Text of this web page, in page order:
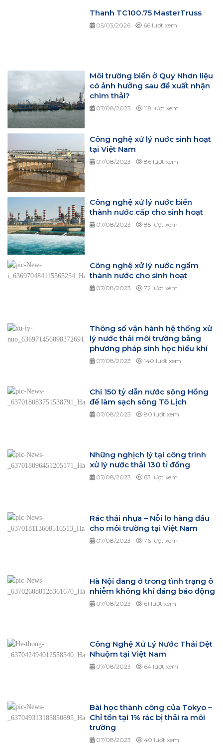
Thanh TC100.75 MasterTruss
05/03/2026 66 lượt xem
Môi trường biển ở Quy Nhơn liệu
có ảnh hưởng sau đề xuất nhận
chìm thải?
07/08/2023 118 lượt xem
Công nghệ xử lý nước sinh hoạt
tại Việt Nam
07/08/2023 86 lượt xem
Công nghệ xử lý nước biển
thành nước cấp cho sinh hoạt
07/08/2023 85 lượt xem
Công nghệ xử lý nước ngầm
thành nước cho sinh hoạt
07/08/2023 72 lượt xem
Thông số vận hành hệ thống xử
lý nước thải môi trường bằng
phương pháp sinh học hiếu khí
07/08/2023 140 lượt xem
Chi 150 tỷ dẫn nước sông Hồng
để làm sạch sông Tô Lịch
07/08/2023 80 lượt xem
Những nghịch lý tại công trình
xử lý nước thải 130 tỉ đồng
07/08/2023 63 lượt xem
Rác thải nhựa – Nỗi lo hàng đầu
cho môi trường tại Việt Nam
07/08/2023 76 lượt xem
Hà Nội đang ở trong tình trạng ô
nhiễm không khí đáng báo động
07/08/2023 61 lượt xem
Công Nghệ Xử Lý Nước Thải Dệt
Nhuộm tại Việt Nam
07/08/2023 64 lượt xem
Bài học thành công của Tokyo –
Chỉ tồn tại 1% rác bị thải ra môi
trường
07/08/2023 40 lượt xem